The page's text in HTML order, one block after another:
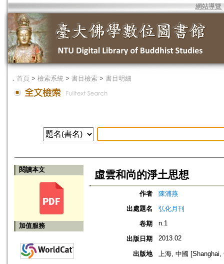
網站導覽
． 首頁 > 檢索系統 > 書目檢索 > 書目明細
閱讀本文
加值服務
虛雲和尚的淨土思想
作者
陳浦燕
出處題名
弘化月刊
卷期
n.1
出版日期 2013.02
出版地
上海, 中國 [Shanghai,